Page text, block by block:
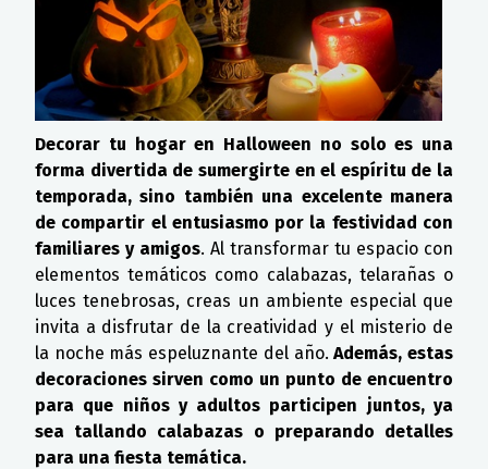
Decorar tu hogar en Halloween no solo es una
forma divertida de sumergirte en el espíritu de la
temporada, sino también una excelente manera
de compartir el entusiasmo por la festividad con
familiares y amigos. Al transformar tu espacio con
elementos temáticos como calabazas, telarañas o
luces tenebrosas, creas un ambiente especial que
invita a disfrutar de la creatividad y el misterio de
la noche más espeluznante del año.Además, estas
decoraciones sirven como un punto de encuentro
para que niños y adultos participen juntos, ya
sea tallando calabazas o preparando detalles
para una fiesta temática.